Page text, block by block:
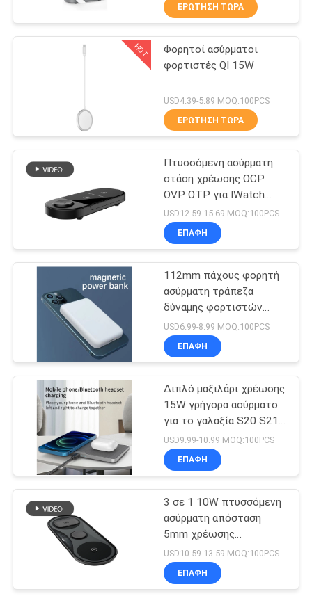
ΈΛΕΓΧΟΣ
ΜΕ
ΖΗΤΉΣΤΕ
SITEMAP
PRIVACY
γραφείου
Ασύρματος
φορτιστής
μαξιλαριών
ποντικιών
Γρήγορη ασύρματη
στάση χρέωσης
29
Πολυ ασύρματος
φορτιστής
λειτουργίας
65
Ασύρματη τράπεζα
δύναμης χρέωσης
19
ΕΡΏΤΗΣΗ ΤΏΡΑ
HOT
Φορητοί ασύρματοι
φορτιστές QI 15W
USD4.39-5.89 MOQ:100PCS
ΕΡΏΤΗΣΗ ΤΏΡΑ
Πτυσσόμενη ασύρματη
στάση χρέωσης OCP
OVP OTP για IWatch
AirPods
USD12.59-15.69 MOQ:100PCS
ΕΠΑΦΉ
112mm πάχους φορητή
ασύρματη τράπεζα
δύναμης φορτιστών
10W μαγνητική
USD6.99-8.99 MOQ:100PCS
ΕΠΑΦΉ
Διπλό μαξιλάρι χρέωσης
15W γρήγορα ασύρματο
για το γαλαξία S20 S21
της
USD9.99-10.99 MOQ:100PCS
ΕΠΑΦΉ
3 σε 1 10W πτυσσόμενη
ασύρματη απόσταση
5mm χρέωσης
φορτιστών ασύρματη
USD10.59-13.59 MOQ:100PCS
ΕΠΑΦΉ